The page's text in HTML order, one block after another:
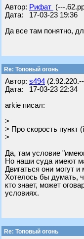
Автор: Рифат (---
Дата: 17-03-23 19:36
Да все там понятно,
Re: Топовый огонь
Автор: s494
Дата: 17-03-23 22:34
arkie писал:
>
> Про скорость пункт
>
Да, там условие
Но наши суда имеют
Двигаться они могут
Хотелось бы думать,
кто знает, может
условиях.
Re: Топовый огонь